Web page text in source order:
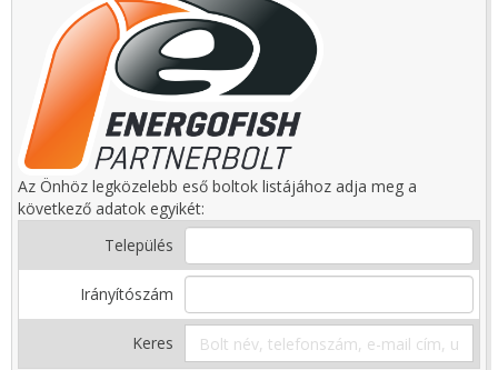
Az Önhöz legközelebb eső boltok listájához adja meg a
következő adatok egyikét:
Település
Irányítószám
Keres